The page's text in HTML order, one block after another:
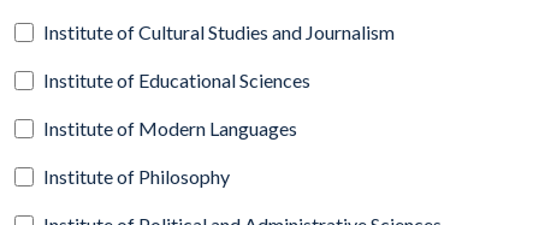
Institute of Cultural Studies and Journalism
Institute of Educational Sciences
Institute of Modern Languages
Institute of Philosophy